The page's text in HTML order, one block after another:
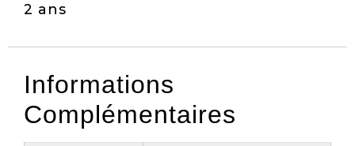
2 ans
Informations
Complémentaires